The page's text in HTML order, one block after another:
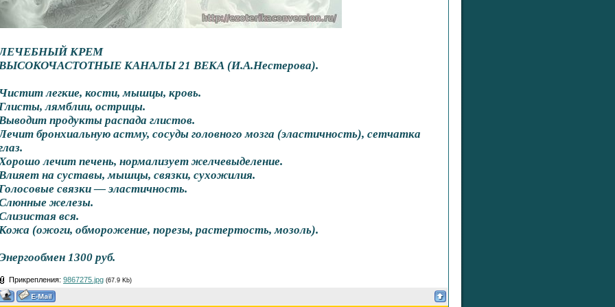
КРЕМ
КАНАЛЫ 21 ВЕКА (И.А.Нестерова).
Чистит легкие, кости, мышцы, кровь.
лямблии, острицы.
продукты распада глистов.
бронхиальную астму, сосуды головного мозга (эластичность), сетчатка
лечит печень, нормализует желчевыделение.
на суставы, мышцы, связки, сухожилия.
связки — эластичность.
железы.
вся.
(ожоги, обморожение, порезы, растертость, мозоль).
1300 руб.
Прикрепления: 9867275.jpg (67.9 Kb)